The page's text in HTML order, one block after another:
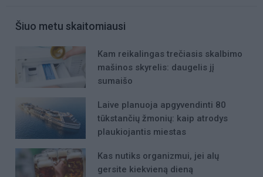
Šiuo metu skaitomiausi
Kam reikalingas trečiasis skalbimo
mašinos skyrelis: daugelis jį
sumaišo
Laive planuoja apgyvendinti 80
tūkstančių žmonių: kaip atrodys
plaukiojantis miestas
Kas nutiks organizmui, jei alų
gersite kiekvieną dieną